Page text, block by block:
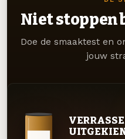
Niet stoppen
Doe de smaaktest en
jouw